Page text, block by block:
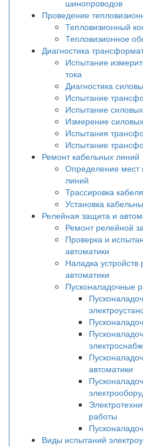
шинопроводов
Проведение
Тепловизионный
Тепловизионное
Диагностика
Испытание
тока
Диагностика
Испытание
Испытание
Измерение
Испытания
Испытание
Ремонт кабельных линий
Определение мест
линий
Трассировка кабеля
Установка
Релейная защита и
Ремонт релейной
Проверка и
автоматики
Наладка
автоматики
Пусконаладочные
автоматики
работы
Виды испытаний